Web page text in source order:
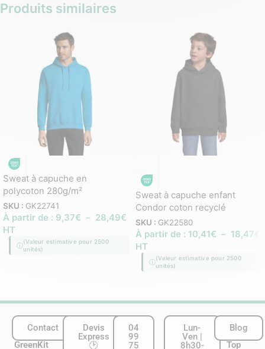
Produits similaires
Sweat à capuche en
polycoton 280g/m²
SKU : GK22741
À partir de : 9,37€ – 28,49€
HT
(Valeur estimative pour 2500
unités)
Sweat à capuche enfant
Condor coton recyclé
SKU : GK22580
À partir de : 10,41€ – 18,47
HT
(Valeur estimative pour 2500
unités)
Contact
GreenKit
Devis
Express
🕑
04
99
75
Lun-
Ven |
8h30-
Blog
Top